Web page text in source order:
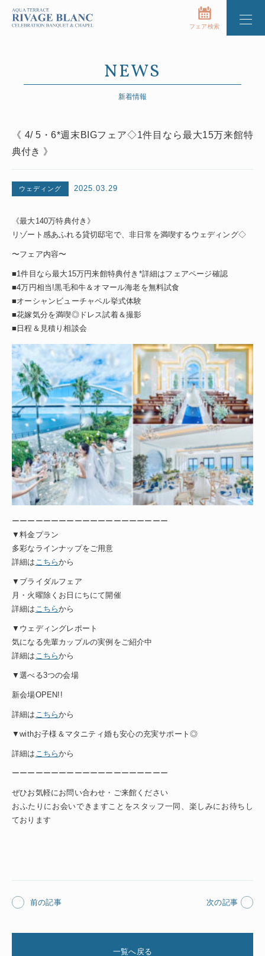
フェア検索
NEWS
新着情報
《 4/ 5・6*週末BIGフェア◇1件目なら最大15万来館特
典付き 》
ウェディング 2025.03.29
《最大140万特典付き》
リゾート感あふれる貸切邸宅で、非日常を満喫するウェディング◇
〜フェア内容〜
■1件目なら最大15万円来館特典付き*詳細はフェアページ確認
■4万円相当!黒毛和牛＆オマール海老を無料試食
■オーシャンビューチャペル挙式体験
■花嫁気分を満喫◎ドレス試着＆撮影
■日程＆見積り相談会
ーーーーーーーーーーーーーーーーーーーー
▼料金プラン
多彩なラインナップをご用意
詳細は こちらから
▼ブライダルフェア
月・火曜除くお日にちにて開催
詳細は こちらから
▼ウェディングレポート
気になる先輩カップルの実例をご紹介中
詳細は こちらから
▼選べる3つの会場
新会場OPEN!!
詳細は こちらから
▼withお子様＆マタニティ婚も安心の充実サポート◎
詳細は こちらから
ーーーーーーーーーーーーーーーーーーーー
ぜひお気軽にお問い合わせ・ご来館ください
おふたりにお会いできますことをスタッフ一同、楽しみにお待ちし
ております
前の記事 次の記事
一覧へ戻る